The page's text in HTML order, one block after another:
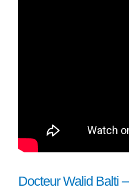
Docteur Walid Balti